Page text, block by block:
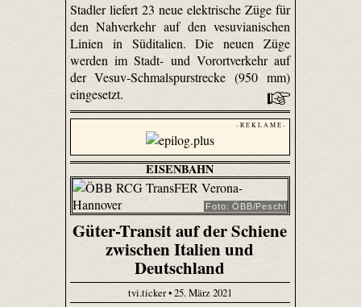
Stadler liefert 23 neue elektrische Züge für
den Nahverkehr auf den vesuvianischen
Linien in Süditalien. Die neuen Züge
werden im Stadt- und Vorortverkehr auf
der Vesuv-Schmalspurstrecke (950 mm)
eingesetzt.
- R E K L A M E -
EISENBAHN
Foto: ÖBB/Peschl
Güter-Transit auf der Schiene
zwischen Italien und
Deutschland
tvi.ticker • 25. März 2021